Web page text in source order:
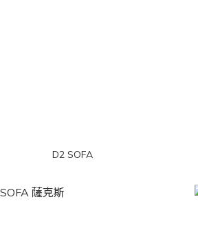
D2 SOFA